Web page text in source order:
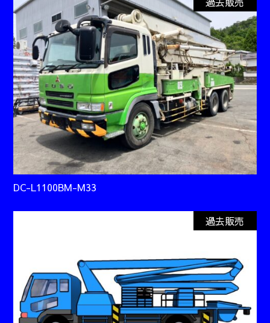
DC-L1100BM-M33
過去販売